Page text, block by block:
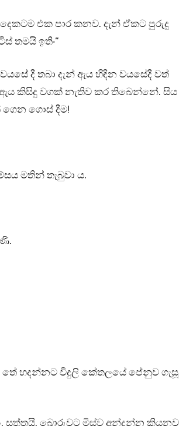
එක පාර කනව. දැන් ඒකට පුරුදු
තමයි ඉතිං”
දී තබා දැන් ඇය හිඳින වයසේදී වත්
කිසිදු වගක් නැතිව කර තිබෙන්නේ. සිය
ගෙන ගොස් දීම!
මතින් තැබුවා ය.
හදන්නට විදුලි කේතලයේ පේනුව ගැසූ
සත්තයි. බොරුවට මිස්ව අන්දන්න කියනව